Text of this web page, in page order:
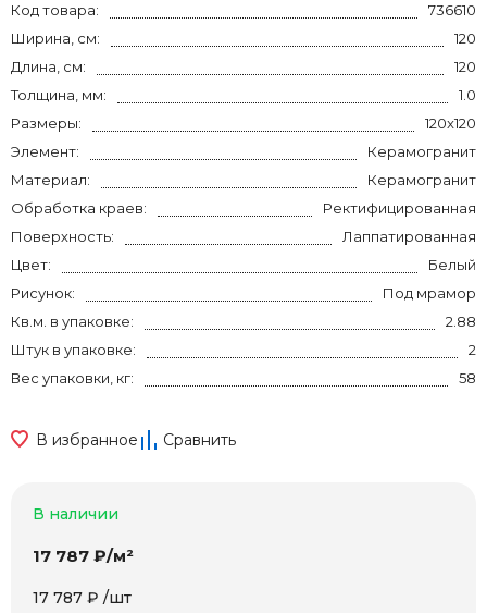
Код товара:
736610
Ширина, см:
120
Длина, см:
120
Толщина, мм:
1.0
Размеры:
120x120
Элемент:
Керамогранит
Материал:
Керамогранит
Обработка краев:
Ректифицированная
Поверхность:
Лаппатированная
Цвет:
Белый
Рисунок:
Под мрамор
Кв.м. в упаковке:
2.88
Штук в упаковке:
2
Вес упаковки, кг:
58
В избранное Сравнить
В наличии
17 787 ₽/м²
17 787 ₽ /шт